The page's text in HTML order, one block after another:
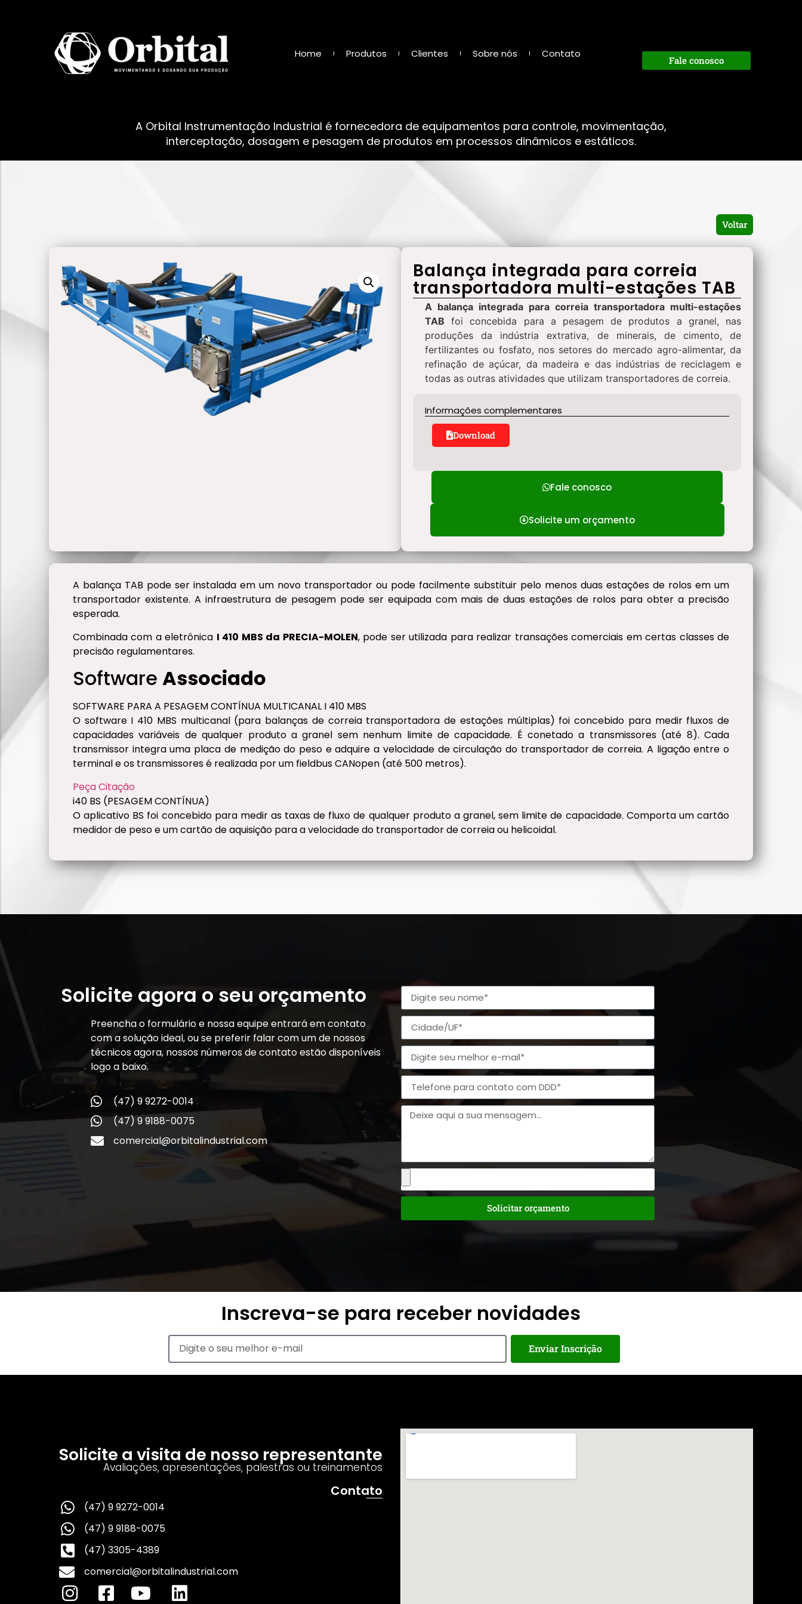
Home Produtos Clientes Sobre nós Contato
Fale conosco
A Orbital Instrumentação Industrial é fornecedora de equipamentos para controle, movimentação,
interceptação, dosagem e pesagem de produtos em processos dinâmicos e estáticos.
Voltar
Balança integrada para correia
transportadora multi-estações TAB
A balança integrada para correia transportadora multi-estações
TAB foi concebida para a pesagem de produtos a granel, nas
produções da indústria extrativa, de minerais, de cimento, de
fertilizantes ou fosfato, nos setores do mercado agro-alimentar, da
refinação de açúcar, da madeira e das indústrias de reciclagem e
todas as outras atividades que utilizam transportadores de correia.
Informações complementares
Download
Fale conosco
Solicite um orçamento
A balança TAB pode ser instalada em um novo transportador ou pode facilmente substituir pelo menos duas estações de rolos em um
transportador existente. A infraestrutura de pesagem pode ser equipada com mais de duas estações de rolos para obter a precisão
esperada.
Combinada com a eletrônica I 410 MBS da PRECIA-MOLEN, pode ser utilizada para realizar transações comerciais em certas classes de
precisão regulamentares.
Software Associado
SOFTWARE PARA A PESAGEM CONTÍNUA MULTICANAL I 410 MBS
O software I 410 MBS multicanal (para balanças de correia transportadora de estações múltiplas) foi concebido para medir fluxos de
capacidades variáveis de qualquer produto a granel sem nenhum limite de capacidade. É conetado a transmissores (até 8). Cada
transmissor integra uma placa de medição do peso e adquire a velocidade de circulação do transportador de correia. A ligação entre o
terminal e os transmissores é realizada por um fieldbus CANopen (até 500 metros).
Peça Citação
i40 BS (PESAGEM CONTÍNUA)
O aplicativo BS foi concebido para medir as taxas de fluxo de qualquer produto a granel, sem limite de capacidade. Comporta um cartão
medidor de peso e um cartão de aquisição para a velocidade do transportador de correia ou helicoidal.
Solicite agora o seu orçamento
Preencha o formulário e nossa equipe entrará em contato
com a solução ideal, ou se preferir falar com um de nossos
técnicos agora, nossos números de contato estão disponíveis
logo a baixo.
(47) 9 9272-0014
(47) 9 9188-0075
comercial@orbitalindustrial.com
Solicitar orçamento
Inscreva-se para receber novidades
Enviar Inscrição
Solicite a visita de nosso representante
Avaliações, apresentações, palestras ou treinamentos
Contato
(47) 9 9272-0014
(47) 9 9188-0075
(47) 3305-4389
comercial@orbitalindustrial.com